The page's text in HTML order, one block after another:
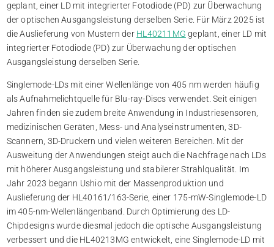
geplant, einer LD mit integrierter Fotodiode (PD) zur Überwachung
der optischen Ausgangsleistung derselben Serie. Für März 2025 ist
die Auslieferung von Mustern der HL40211MG geplant, einer LD mit
integrierter Fotodiode (PD) zur Überwachung der optischen
Ausgangsleistung derselben Serie.
Singlemode-LDs mit einer Wellenlänge von 405 nm werden häufig
als Aufnahmelichtquelle für Blu-ray-Discs verwendet. Seit einigen
Jahren finden sie zudem breite Anwendung in Industriesensoren,
medizinischen Geräten, Mess- und Analyseinstrumenten, 3D-
Scannern, 3D-Druckern und vielen weiteren Bereichen. Mit der
Ausweitung der Anwendungen steigt auch die Nachfrage nach LDs
mit höherer Ausgangsleistung und stabilerer Strahlqualität. Im
Jahr 2023 begann Ushio mit der Massenproduktion und
Auslieferung der HL40161/163-Serie, einer 175-mW-Singlemode-LD
im 405-nm-Wellenlängenband. Durch Optimierung des LD-
Chipdesigns wurde diesmal jedoch die optische Ausgangsleistung
verbessert und die HL40213MG entwickelt, eine Singlemode-LD mit